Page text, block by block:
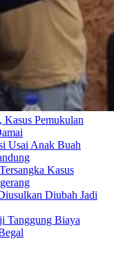
Kasus Pemukulan
Usai Anak Buah
Kasus
Diubah Jadi
Tanggung Biaya